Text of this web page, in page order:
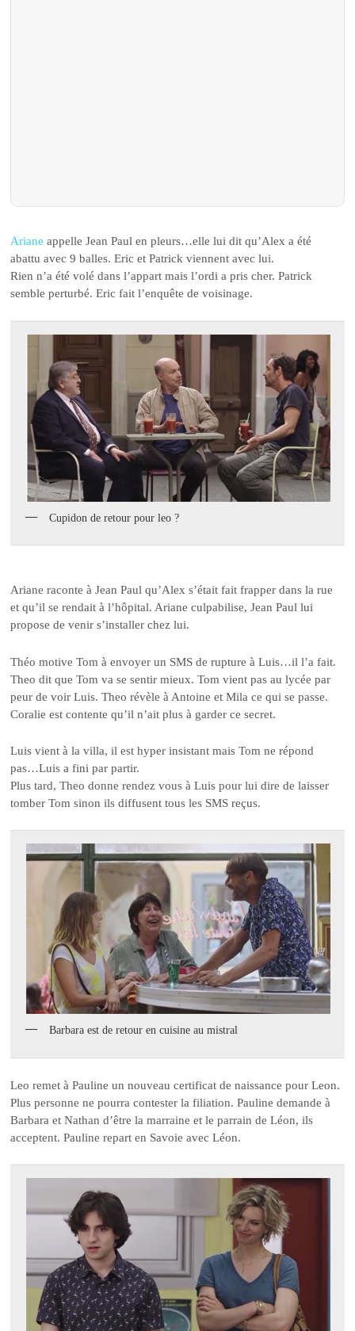
Ariane appelle Jean Paul en pleurs…elle lui dit qu’Alex a été
abattu avec 9 balles. Eric et Patrick viennent avec lui.
Rien n’a été volé dans l’appart mais l’ordi a pris cher. Patrick
semble perturbé. Eric fait l’enquête de voisinage.
Cupidon de retour pour leo ?
Ariane raconte à Jean Paul qu’Alex s’était fait frapper dans la rue
et qu’il se rendait à l’hôpital. Ariane culpabilise, Jean Paul lui
propose de venir s’installer chez lui.
Théo motive Tom à envoyer un SMS de rupture à Luis…il l’a fait.
Theo dit que Tom va se sentir mieux. Tom vient pas au lycée par
peur de voir Luis. Theo révèle à Antoine et Mila ce qui se passe.
Coralie est contente qu’il n’ait plus à garder ce secret.
Luis vient à la villa, il est hyper insistant mais Tom ne répond
pas…Luis a fini par partir.
Plus tard, Theo donne rendez vous à Luis pour lui dire de laisser
tomber Tom sinon ils diffusent tous les SMS reçus.
Barbara est de retour en cuisine au mistral
Leo remet à Pauline un nouveau certificat de naissance pour Leon.
Plus personne ne pourra contester la filiation. Pauline demande à
Barbara et Nathan d’être la marraine et le parrain de Léon, ils
acceptent. Pauline repart en Savoie avec Léon.